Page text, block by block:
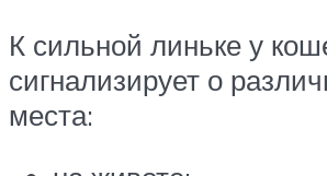
К сильной линьке у
сигнализирует о
места: